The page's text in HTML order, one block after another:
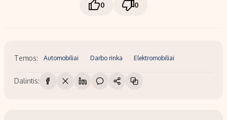
0 0
Temos: Automobiliai Darbo rinka Elektromobiliai
Dalintis: